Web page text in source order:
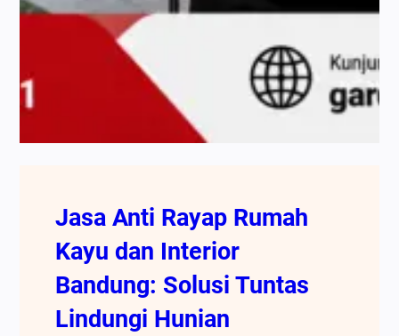
Jasa Anti Rayap Rumah
Kayu dan Interior
Bandung: Solusi Tuntas
Lindungi Hunian